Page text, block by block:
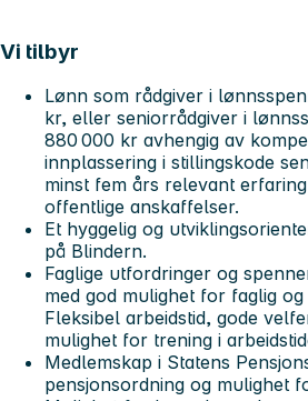
Vi tilbyr
Lønn som rådgiver i
kr, eller seniorrådgiver i
880 000 kr avhengig av
innplassering i stillingskode
minst fem års relevant
offentlige anskaffelser.
Et hyggelig og
på Blindern.
Faglige utfordringer og
med god mulighet for faglig
Fleksibel arbeidstid, gode
mulighet for trening i
Medlemskap i Statens
pensjonsordning og mulighet